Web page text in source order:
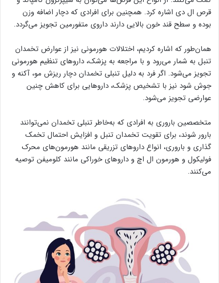
قرص ال دی اشاره کرد. همچنین برای افرادی که دچار اضافه وزن
بوده و سطح قند خون بالایی دارند داروی متفورمین تجویز می‌گردد.
همان‌طور که اشاره کردیم، اختلالات هورمونی نیز از عوارض تخمدان
تنبل به شمار می‌رود و با مراجعه به پزشک، داروهای تنظیم هورمونی
تجویز می‌شود. اگر فرد به دلیل تنبلی تخمدان دچار ریزش مو، آکنه و
جوش شود نیز با تشخیص پزشک، داروهایی برای کاهش چنین
عوارضی تجویز می‌شود.
متخصصین باروری به افرادی که به‌خاطر تنبلی تخمدان نمی‌توانند
بارور شوند، برای تقویت تخمدان تنبل و افزایش احتمال تخمک
گذاری و باروری، انواع داروهای تزریقی مانند هورمون‌های محرک
فولیکول و هورمون ال اچ و داروهای خوراکی مانند کلومیفن توصیه
می‌کنند.